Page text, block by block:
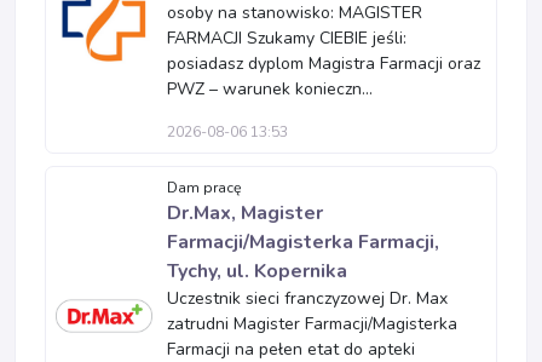
osoby na stanowisko: MAGISTER
FARMACJI Szukamy CIEBIE jeśli:
posiadasz dyplom Magistra Farmacji oraz
PWZ – warunek konieczn...
2026-08-06 13:53
Dam pracę
Dr.Max, Magister
Farmacji/Magisterka Farmacji,
Tychy, ul. Kopernika
Uczestnik sieci franczyzowej Dr. Max
zatrudni Magister Farmacji/Magisterka
Farmacji na pełen etat do apteki